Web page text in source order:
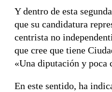
Y dentro de esta
que su candidatura
centrista no
que cree que tiene
«Una diputación y poca
En este sentido, ha